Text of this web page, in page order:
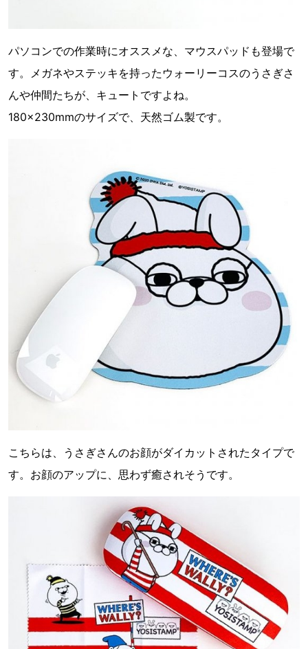
パソコンでの作業時にオススメな、マウスパッドも登場で
す。メガネやステッキを持ったウォーリーコスのうさぎさ
んや仲間たちが、キュートですよね。
180×230mmのサイズで、天然ゴム製です。
こちらは、うさぎさんのお顔がダイカットされたタイプで
す。お顔のアップに、思わず癒されそうです。